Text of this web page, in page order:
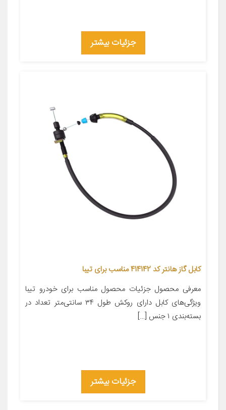
جزئیات بیشتر
کابل گاز هانتر کد 414142 مناسب برای تیبا
معرفی محصول جزئیات محصول مناسب برای خودرو تیبا
ویژگی‌های کابل دارای روکش طول ۳۴ سانتی‌متر تعداد در
بسته‌بندی ۱ جنس […]
جزئیات بیشتر